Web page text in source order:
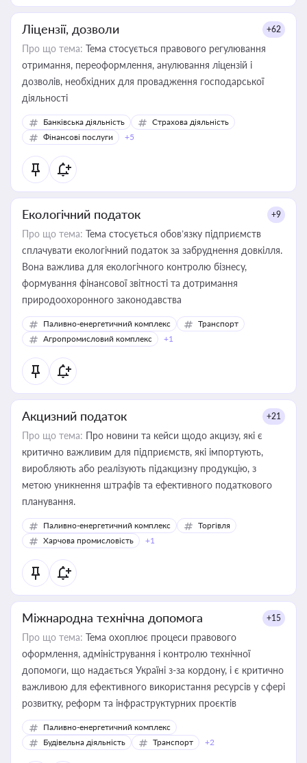
Ліцензії, дозволи +62
Про що тема: Тема стосується правового регулювання
отримання, переоформлення, анулювання ліцензій і
дозволів, необхідних для провадження господарської
діяльності
Банківська діяльність
Страхова діяльність
Фінансові послуги
+5
Екологічний податок +9
Про що тема: Тема стосується обов’язку підприємств
сплачувати екологічний податок за забруднення довкілля.
Вона важлива для екологічного контролю бізнесу,
формування фінансової звітності та дотримання
природоохоронного законодавства
Паливно-енергетичний комплекс
Транспорт
Агропромисловий комплекс
+1
Акцизний податок +21
Про що тема: Про новини та кейси щодо акцизу, які є
критично важливим для підприємств, які імпортують,
виробляють або реалізують підакцизну продукцію, з
метою уникнення штрафів та ефективного податкового
планування.
Паливно-енергетичний комплекс
Торгівля
Харчова промисловість
+1
Міжнародна технічна допомога +15
Про що тема: Тема охоплює процеси правового
оформлення, адміністрування і контролю технічної
допомоги, що надається Україні з-за кордону, і є критично
важливою для ефективного використання ресурсів у сфері
розвитку, реформ та інфраструктурних проєктів
Паливно-енергетичний комплекс
Будівельна діяльність
Транспорт +2